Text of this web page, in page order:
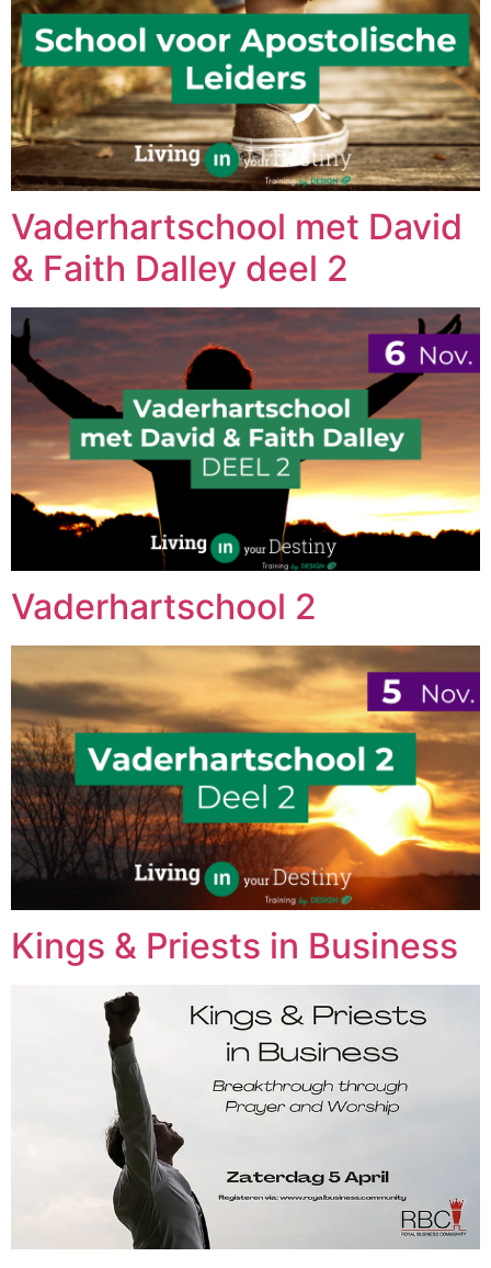
Vaderhartschool met David
& Faith Dalley deel 2
Vaderhartschool 2
Kings & Priests in Business